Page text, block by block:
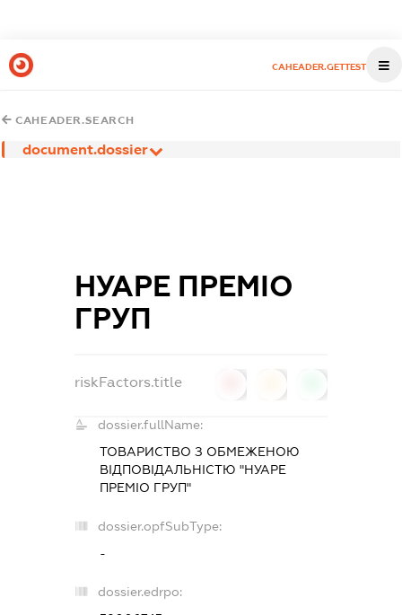
CAHEADER.GETTEST
CAHEADER.SEARCH
document.dossier
НУАРЕ ПРЕМІО
ГРУП
riskFactors.title
dossier.fullName:
ТОВАРИСТВО З ОБМЕЖЕНОЮ
ВІДПОВІДАЛЬНІСТЮ "НУАРЕ
ПРЕМІО ГРУП"
dossier.opfSubType:
-
dossier.edrpo: